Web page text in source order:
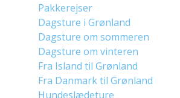
Pakkerejser
Dagsture i Grønland
Dagsture om sommeren
Dagsture om vinteren
Fra Island til Grønland
Fra Danmark til Grønland
Hundeslædeture